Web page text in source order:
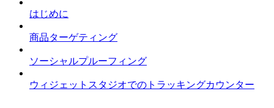
はじめに
商品ターゲティング
ソーシャルプルーフィング
ウィジェットスタジオでのトラッキングカウンター